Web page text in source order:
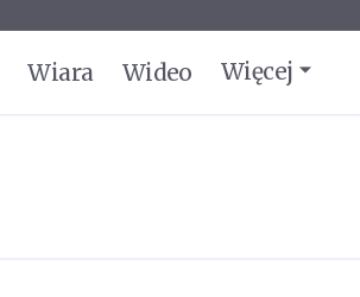
Wiara Wideo Więcej